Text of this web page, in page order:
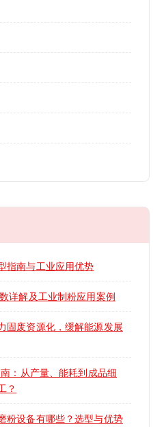
指南与工业应用优势
详解及工业制粉应用案例
固废资源化，缓解能源发展
：从产量、能耗到成品细
？
粉设备有哪些？选型与优势